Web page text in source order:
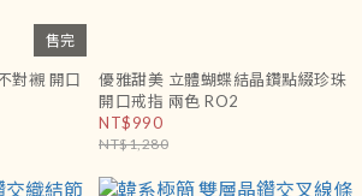
售完
對襯 開口
優雅甜美 立體蝴蝶結晶鑽點綴珍珠
開口戒指 兩色 RO2
NT$990
NT$1,280